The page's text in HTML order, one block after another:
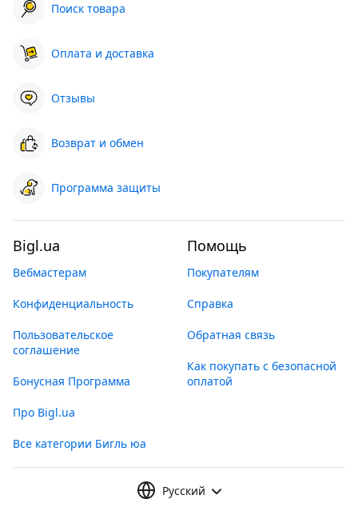
Поиск товара
Оплата и доставка
Отзывы
Возврат и обмен
Программа защиты
Bigl.ua
Вебмастерам
Конфиденциальность
Пользовательское
соглашение
Бонусная Программа
Про Bigl.ua
Все категории Бигль юа
Помощь
Покупателям
Справка
Обратная связь
Как покупать с безопасной
оплатой
Русский